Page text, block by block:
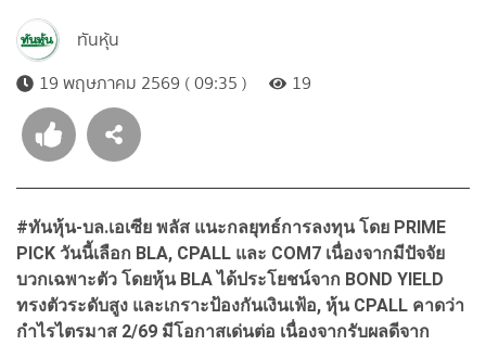
ทันหุ้น
19 พฤษภาคม 2569 ( 09:35 )
19
#ทันหุ้น-บล.เอเซีย พลัส แนะกลยุทธ์การลงทุน โดย PRIME
PICK วันนี้เลือก BLA, CPALL และ COM7 เนื่องจากมีปัจจัย
บวกเฉพาะตัว โดยหุ้น BLA ได้ประโยชน์จาก BOND YIELD
ทรงตัวระดับสูง และเกราะป้องกันเงินเฟ้อ, หุ้น CPALL คาดว่า
กำไรไตรมาส 2/69 มีโอกาสเด่นต่อ เนื่องจากรับผลดีจาก